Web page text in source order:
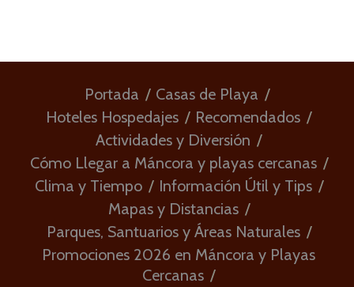
Portada
Casas de Playa
Hoteles Hospedajes
Recomendados
Actividades y Diversión
Cómo Llegar a Máncora y playas cercanas
Clima y Tiempo
Información Útil y Tips
Mapas y Distancias
Parques, Santuarios y Áreas Naturales
Promociones 2026 en Máncora y Playas
Cercanas